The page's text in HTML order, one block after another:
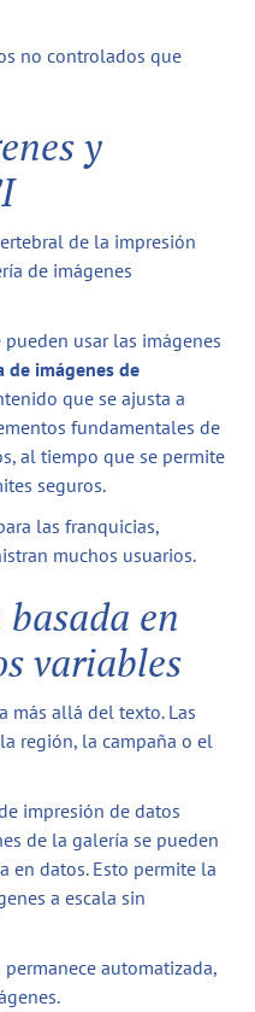
no controlados que
y
de la impresión
de imágenes
usar las imágenes
de imágenes de
que se ajusta a
fundamentales de
al tiempo que se permite
seguros.
las franquicias,
muchos usuarios.
en
variables
más allá del texto. Las
región, la campaña o el
impresión de datos
de la galería se pueden
en datos. Esto permite la
a escala sin
automatizada,